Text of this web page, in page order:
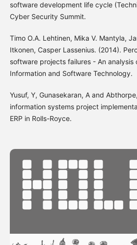
software development life cycle
Cyber Security Summit.
Timo O.A. Lehtinen, Mika V. Mantyla,
Itkonen, Casper Lassenius. (2014).
software projects failures - An analysis
Information and Software Technology.
Yusuf, Y, Gunasekaran, A and
information systems project
ERP in Rolls-Royce.